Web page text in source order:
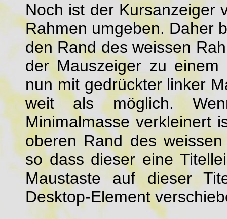
Noch ist der Kursanzeiger
Rahmen umgeben. Daher
den Rand des weissen
der Mauszeiger zu einem
nun mit gedrückter linker
weit als möglich.
Minimalmasse verkleinert
oberen Rand des
so dass dieser eine
Maustaste auf dieser
Desktop-Element